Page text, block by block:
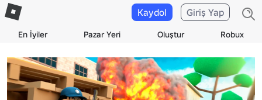
En İyiler Pazar Yeri Oluştur Robux
Kaydol Giriş Yap